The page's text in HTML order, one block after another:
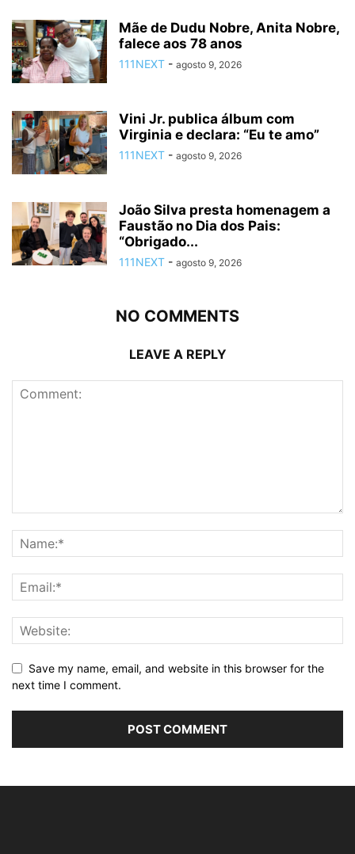
Mãe de Dudu Nobre, Anita Nobre,
falece aos 78 anos
111NEXT - agosto 9, 2026
Vini Jr. publica álbum com
Virginia e declara: “Eu te amo”
111NEXT - agosto 9, 2026
João Silva presta homenagem a
Faustão no Dia dos Pais:
“Obrigado...
111NEXT - agosto 9, 2026
NO COMMENTS
LEAVE A REPLY
Save my name, email, and website in this browser for the
next time I comment.